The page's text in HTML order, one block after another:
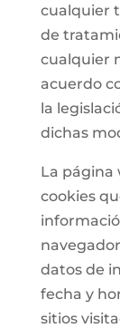
cualquier
de
cualquier
acuerdo
la
dichas
La página
cookies
datos de
fecha y
sitios